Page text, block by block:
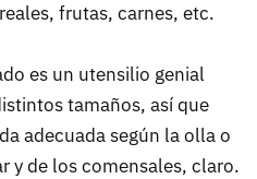
frutas, carnes, etc.
es un utensilio genial
tamaños, así que
adecuada según la olla o
y de los comensales, claro.